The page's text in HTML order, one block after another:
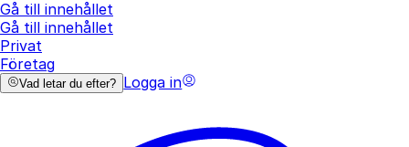
Gå till innehållet
Gå till innehållet
Privat
Företag
Vad letar du efter? Logga in